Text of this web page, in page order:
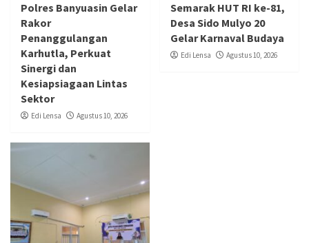
Polres Banyuasin Gelar
Rakor
Penanggulangan
Karhutla, Perkuat
Sinergi dan
Kesiapsiagaan Lintas
Sektor
Edi Lensa Agustus 10, 2026
Semarak HUT RI ke-81,
Desa Sido Mulyo 20
Gelar Karnaval Budaya
Edi Lensa Agustus 10, 2026